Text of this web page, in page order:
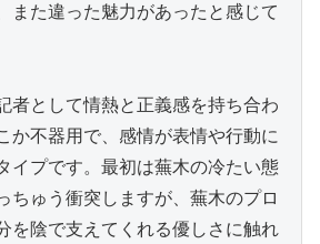
また違った魅力があったと感じて
者として情熱と正義感を持ち合わ
か不器用で、感情が表情や行動に
イプです。最初は蕪木の冷たい態
ちゅう衝突しますが、蕪木のプロ
を陰で支えてくれる優しさに触れ